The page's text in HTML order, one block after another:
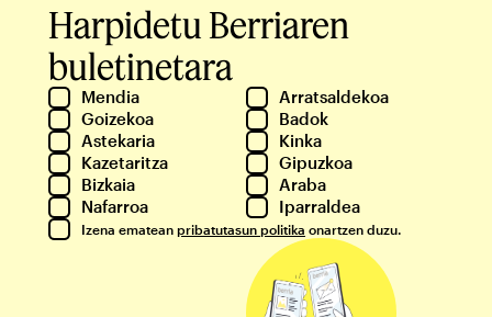
Harpidetu Berriaren
buletinetara
Mendia
Arratsaldekoa
Goizekoa
Badok
Astekaria
Kinka
Kazetaritza
Gipuzkoa
Bizkaia
Araba
Nafarroa
Iparraldea
Izena ematean pribatutasun politika onartzen duzu.